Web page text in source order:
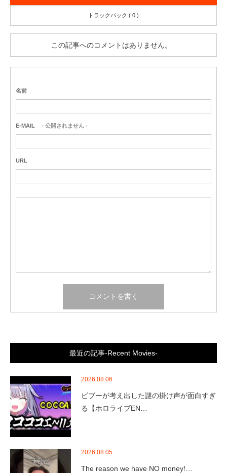
トラックバック ( 0 )
この記事へのコメントはありません。
名前
E-MAIL - 公開されません -
URL
最近の記事-Recent Movies-
2026.08.06
ビブーが考え出した謎の掛け声が面白すぎ
る【ホロライブEN…
2026.08.05
The reason we have NO money!…